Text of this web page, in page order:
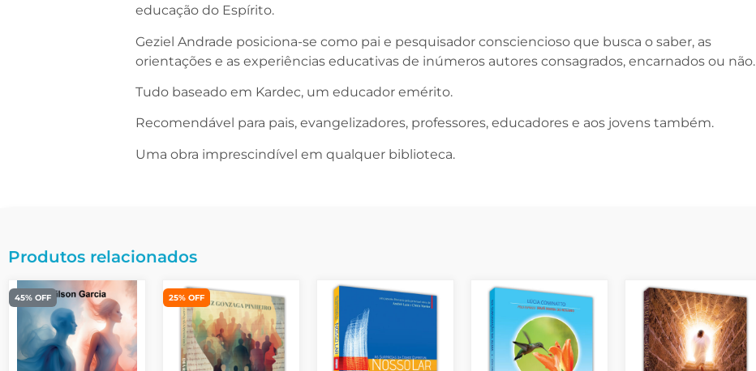
educação do Espírito.
Geziel Andrade posiciona-se como pai e pesquisador consciencioso que busca o saber, as
orientações e as experiências educativas de inúmeros autores consagrados, encarnados ou não.
Tudo baseado em Kardec, um educador emérito.
Recomendável para pais, evangelizadores, professores, educadores e aos jovens também.
Uma obra imprescindível em qualquer biblioteca.
Produtos relacionados
45% OFF 25% OFF